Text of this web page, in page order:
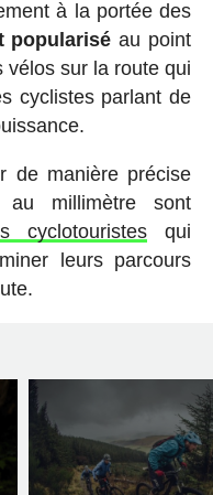
à la portée des
popularisé au point
vélos sur la route qui
cyclistes parlant de
de manière précise
millimètre sont
cyclotouristesqui
leurs parcours